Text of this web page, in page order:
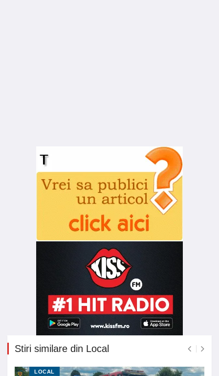
Stiri similare din Local
LOCAL